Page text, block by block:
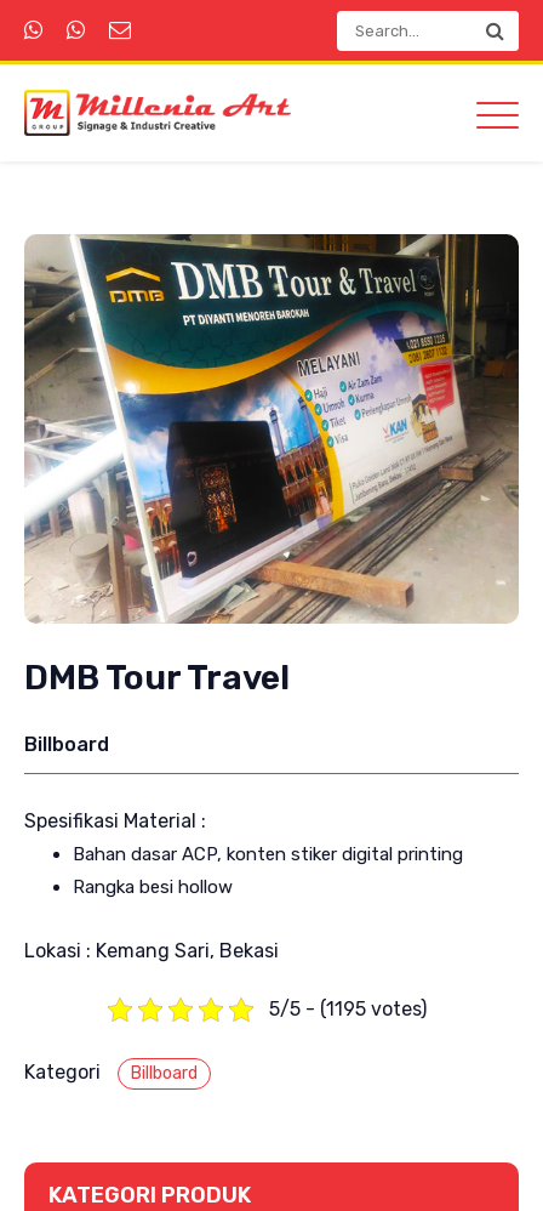
DMB Tour Travel
Billboard
Spesifikasi Material :
Bahan dasar ACP, konten stiker digital printing
Rangka besi hollow
Lokasi : Kemang Sari, Bekasi
5/5 - (1195 votes)
Kategori Billboard
KATEGORI PRODUK